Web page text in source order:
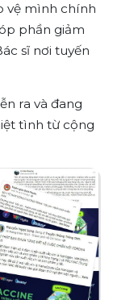
vệ mình chính
phần giảm
sĩ nơi tuyến
ra và đang
tình từ cộng